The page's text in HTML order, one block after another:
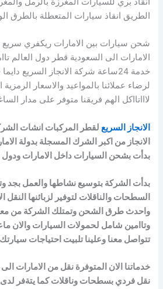
الطريق انقاذ سيارات المتعطلة بالطرق
شحن سيارات بين الامارات ريكفري
الامارات الى السعودية قطر دول العالم
خدمة 24ساعة شركة الانجاز السريع
لرضاء عملائنا بالمواعيد والاسعار
لاااتااكل الهم فريقنا متوفر على مدار
الانجاز السريع لقطر المركبات انشات
الانجاز من اكبر الشرك المسجلة بدولة
بدأت بشحن السيارات داخل الامارات ودول
بدأت الشركة بتوسيع نشاطها والعمل بجد
السطحات والناقلات لتوفير لزبائنها النقل
واحدث طرق الشحن وتمتلك الشركة من
وتاامين شامل لحمولات السيارات والان
تتواصل معنا وعلينا تلبيت احتياجات سيارتك
خدماتنا الان المتوفرة نقل من الامارات
نقل فردي بسطحات وناقلات كما يتةفر